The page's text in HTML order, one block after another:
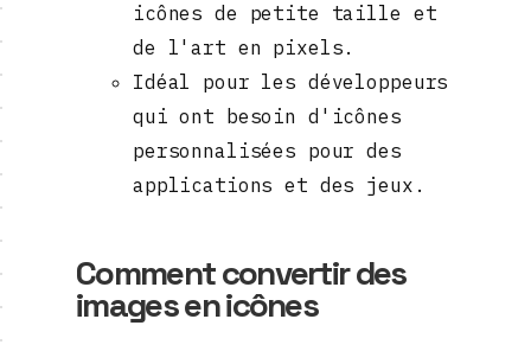
icônes de petite taille et
de l'art en pixels.
Idéal pour les développeurs
qui ont besoin d'icônes
personnalisées pour des
applications et des jeux.
Comment convertir des
images en icônes